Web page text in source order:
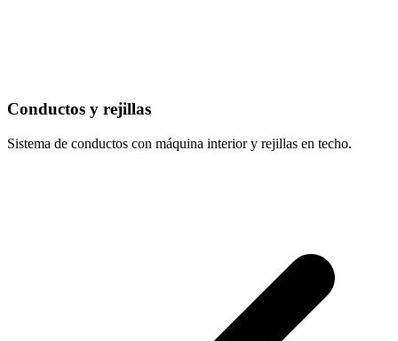
Conductos y rejillas
Sistema de conductos con máquina interior y rejillas en techo.